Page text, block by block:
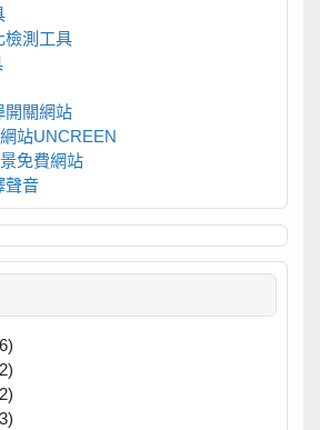
檢測工具
開關網站
站UNCREEN
免費網站
聲音